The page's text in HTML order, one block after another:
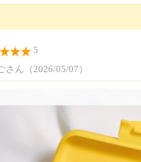
5
さん（2026/05/07）